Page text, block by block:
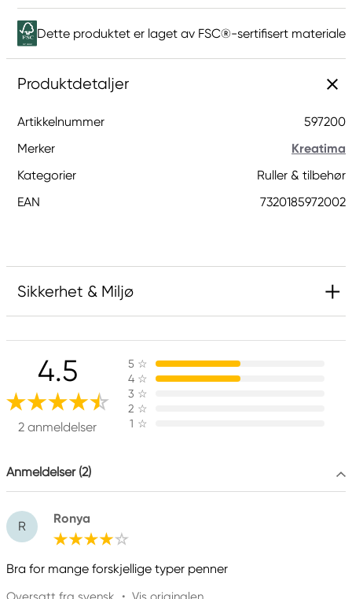
Dette produktet er laget av FSC®-sertifisert materiale
Produktdetaljer
Artikkelnummer
597200
Merker
Kreatima
Kategorier
Ruller & tilbehør
EAN
7320185972002
Sikkerhet & Miljø
Ansvarlig EU
Kreatima
Panduro
205 14 Malmö, Sweden
www.panduro.com
4.5
2 anmeldelser
5 ☆
4 ☆
3 ☆
2 ☆
1 ☆
Anmeldelser (2)
R
Ronya
Bra for mange forskjellige typer penner